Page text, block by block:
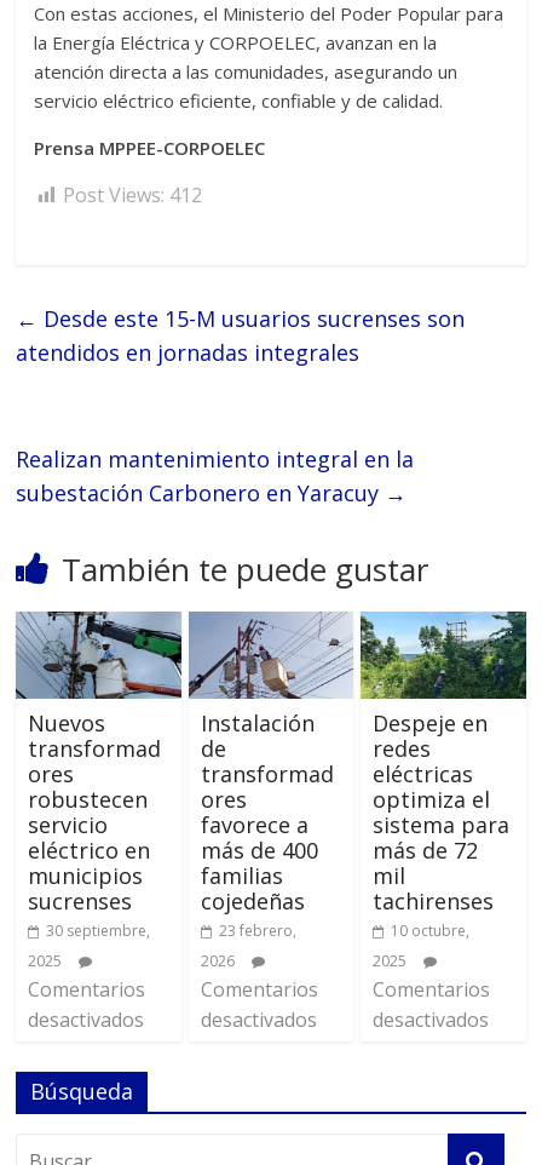
Con estas acciones, el Ministerio del Poder Popular para
la Energía Eléctrica y CORPOELEC, avanzan en la
atención directa a las comunidades, asegurando un
servicio eléctrico eficiente, confiable y de calidad.
Prensa MPPEE-CORPOELEC
Post Views: 412
← Desde este 15-M usuarios sucrenses son
atendidos en jornadas integrales
Realizan mantenimiento integral en la
subestación Carbonero en Yaracuy →
También te puede gustar
Nuevos
transformad
ores
robustecen
servicio
eléctrico en
municipios
sucrenses
30 septiembre,
2025
Comentarios
desactivados
Instalación
de
transformad
ores
favorece a
más de 400
familias
cojedeñas
23 febrero,
2026
Comentarios
desactivados
Despeje en
redes
eléctricas
optimiza el
sistema para
más de 72
mil
tachirenses
10 octubre,
2025
Comentarios
desactivados
Búsqueda